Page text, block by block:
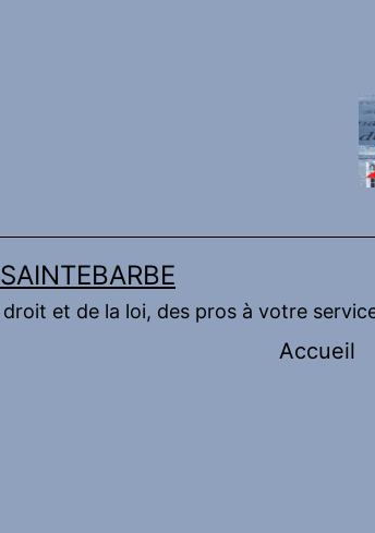
et de la loi, des pros à votre
Accueil